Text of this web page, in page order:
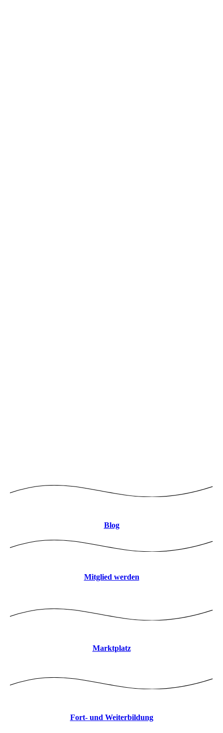
Blog
Mitglied werden
Marktplatz
Fort- und Weiterbildung